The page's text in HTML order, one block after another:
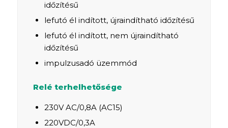
időzítésű
lefutó él indított, újraindítható időzítésű
lefutó él indított, nem újraindítható
időzítésű
impulzusadó üzemmód
Relé terhelhetősége
230V AC/0,8A (AC15)
220VDC/0,3A